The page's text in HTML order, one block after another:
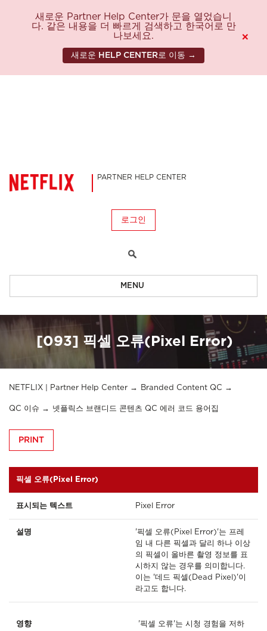
새로운 Partner Help Center가 문을 열었습니
다. 같은 내용을 더 빠르게 검색하고 한국어로 만
나보세요.
새로운 HELP CENTER로 이동 →
×
PARTNER HELP CENTER
로그인
MENU
[093] 픽셀 오류(Pixel Error)
NETFLIX | Partner Help Center Branded Content QC
QC 이슈 넷플릭스 브랜디드 콘텐츠 QC 에러 코드 용어집
PRINT
픽셀 오류(Pixel Error)
표시되는 텍스트 Pixel Error
설명
'픽셀 오류(Pixel Error)'는 프레
임 내 다른 픽셀과 달리 하나 이상
의 픽셀이 올바른 촬영 정보를 표
시하지 않는 경우를 의미합니다.
이는 '데드 픽셀(Dead Pixel)'이
라고도 합니다.
영향
'픽셀 오류'는 시청 경험을 저하